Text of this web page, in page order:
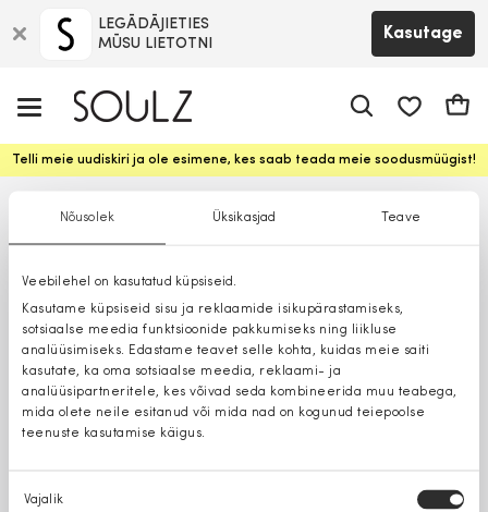
Nõusolek Üksikasjad Teave
Veebilehel on kasutatud küpsiseid.
Kasutame küpsiseid sisu ja reklaamide isikupärastamiseks,
sotsiaalse meedia funktsioonide pakkumiseks ning liikluse
analüüsimiseks. Edastame teavet selle kohta, kuidas meie saiti
kasutate, ka oma sotsiaalse meedia, reklaami- ja
analüüsipartneritele, kes võivad seda kombineerida muu teabega,
mida olete neile esitanud või mida nad on kogunud teiepoolse
teenuste kasutamise käigus.
Nõusoleku
Vajalik
LEGĀDĀJIETIES
MŪSU LIETOTNI
Kasutage
Telli meie uudiskiri ja ole esimene, kes saab teada meie soodusmüügist!